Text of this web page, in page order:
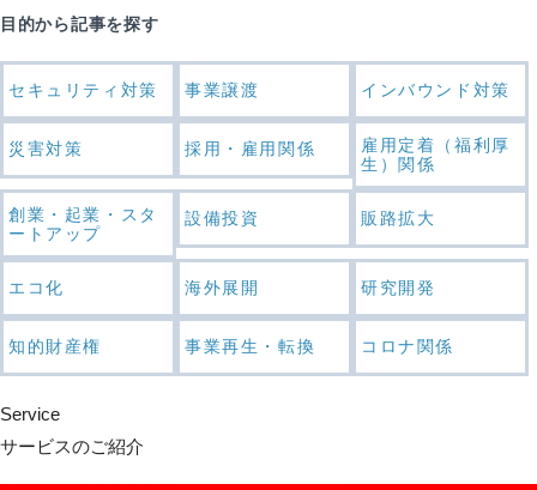
目的から記事を探す
セキュリティ対策 事業譲渡 インバウンド対策
災害対策 採用・雇用関係
雇用定着（福利厚
生）関係
創業・起業・スタ
ートアップ
設備投資 販路拡大
エコ化 海外展開 研究開発
知的財産権 事業再生・転換 コロナ関係
Service
サービスのご紹介